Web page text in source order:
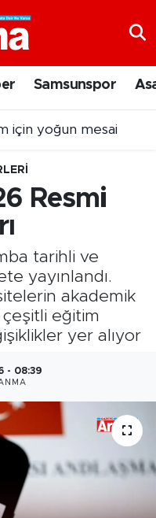
Samsunspor
için yoğun mesai
Resmi
tarihli ve
yayınlandı.
akademik
çeşitli eğitim
yer alıyor
- 08:39
Fikstür